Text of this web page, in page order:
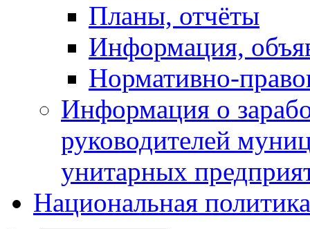
Планы, отчёты
Информация,
Нормативно-
Информация о
руководителей
унитарных
Национальная политика